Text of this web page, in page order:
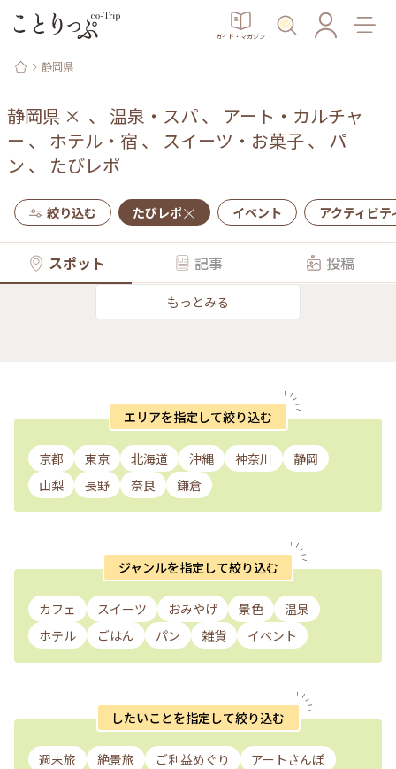
ガイド・マガジン
静岡県
静岡県 × 、 温泉・スパ、 アート・カルチャ
ー 、 ホテル・宿 、 スイーツ・お菓子、 パ
ン 、 たびレポ
絞り込む たびレポ イベント アクティビテ
スポット 記事 投稿
もっとみる
エリアを指定して絞り込む
京都 東京 北海道 沖縄 神奈川
静岡
山梨
長野 奈良 鎌倉
ジャンルを指定して絞り込む
カフェ スイーツ おみやげ 景色
温泉
ホテル
ごはん パン 雑貨 イベント
したいことを指定して絞り込む
週末旅 絶景旅 ご利益めぐり
アートさんぽ